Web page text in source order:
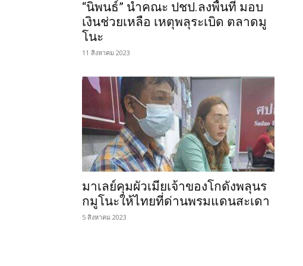
“นิพนธ์” นำคณะ ปชป.ลงพื้นที่ มอบ
เงินช่วยเหลือ เหตุพลุระเบิด ตลาดมู
โนะ
11 สิงหาคม 2023
มาเลย์คุมผัวเมียเจ้าของโกดังพลุนร
กมูโนะให้ไทยที่ด่านพรมแดนสะเดา
5 สิงหาคม 2023